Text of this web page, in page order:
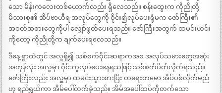
သော မိန်းကလေးတစ်ယောက်လည်း ရှိလေသည်။ စန်းထွေးက ကိုညိုတို့
မိသားစု၏ အိပ်ဗာဟီရ အလုပ်တွေကို ဝိုင်း၍လုပ်ပေးရုံမက ဇော်ကြီး၏
အဝတ်အစားတွေကိုပါ လျှော်ဖွတ်ပေးရသည်။ ဇော်ကြီးအတွက် ထမင်းဟင်း
ကိုတော့ ကိုညိုတို့က ချက်ပေးရလေသည်။
ဒီနေ့ ရွာထဲတွင် အလှူရှိ၍ သစ်စက်ဝိုင်းဆရာကအစ အလုပ်သမားတွေအဆုံး
အကုန်လုံး အလှူမှာ ဝိုင်းကူလုပ်ပေးနေရသဖြင့် သစ်စက်ပိတ်လိုက်ရသည်။
ဇော်ကြီးလည်း အလှူမှာ ထမင်းသွားစားပြီး တရေးတမော အိပ်ပစ်လိုက်မည်
ဟု ရည်ရွယ်ကာ အိမ်ပေါ်တက်ခဲ့သည်။ အိမ်အပေါ်ထပ်ကိုတက်သော